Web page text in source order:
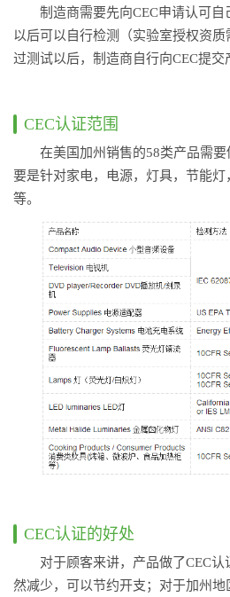
制造商需要先向CEC申请认可
以后可以自行检测（实验室授权资
过测试以后，制造商自行向CEC提交
CEC认证范围
在美国加州销售的58类产品需
要是针对家电，电源，灯具，节能
等。
CEC认证的好处
对于顾客来讲，产品做了CEC
然减少，可以节约开支；对于加州地